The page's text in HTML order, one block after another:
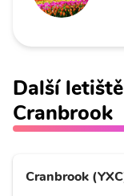
Další
Cranbrook
Cranbrook